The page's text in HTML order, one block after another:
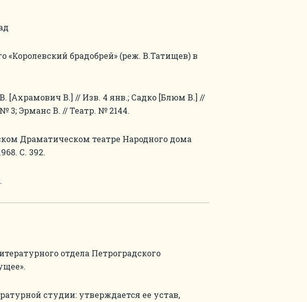
брадобрей» (реж. В.Татищев) в
[Ахрамович В.] // Изв. 4 янв.; Садко [Блюм В.] //
3; Эрманс В. // Театр. № 2144.
Драматическом театре Народного дома
С. 392.
отдела Петроградского
студии: утверждается ее устав,